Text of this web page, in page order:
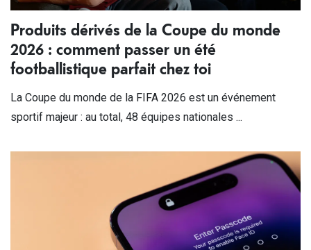
Produits dérivés de la Coupe du monde
2026 : comment passer un été
footballistique parfait chez toi
La Coupe du monde de la FIFA 2026 est un événement
sportif majeur : au total, 48 équipes nationales ...